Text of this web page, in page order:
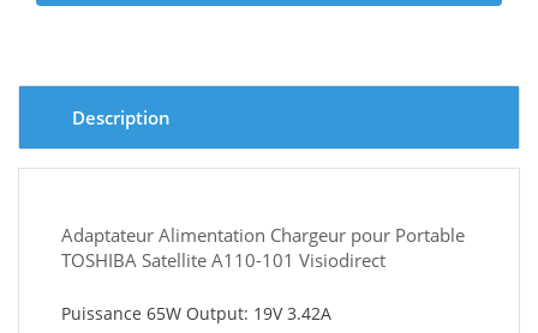
Description
Adaptateur Alimentation Chargeur pour Portable
TOSHIBA Satellite A110-101 Visiodirect
Puissance 65W Output: 19V 3.42A